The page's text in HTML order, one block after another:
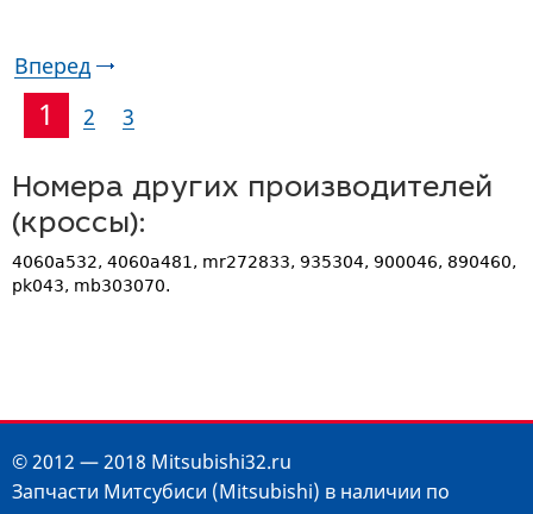
Вперед
1 2 3
Номера других производителей
(кроссы):
4060a532, 4060a481, mr272833, 935304, 900046, 890460,
pk043, mb303070.
© 2012 — 2018 Mitsubishi32.ru
Запчасти Митсубиси (Mitsubishi) в наличии по